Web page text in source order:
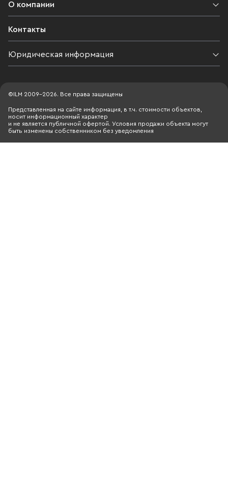
О компании
Контакты
Юридическая информация
©ILM 2009-2026. Все права защищены
Представленная на сайте информация, в т.ч. стоимости объектов,
носит информационный характер
и не является публичной офертой. Условия продажи объекта могут
быть изменены собственником без уведомления